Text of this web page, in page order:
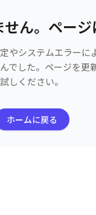
せん。ペー
やシステムエラーに
でした。ページを更
しください。
ホームに戻る